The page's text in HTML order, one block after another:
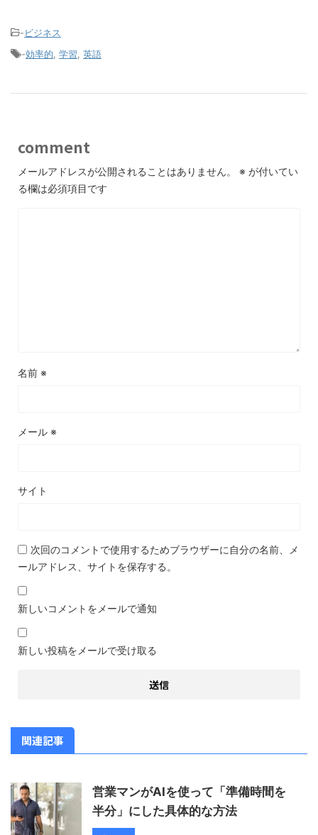
-ビジネス
-効率的, 学習, 英語
comment
メールアドレスが公開されることはありません。 ※ が付いてい
る欄は必須項目です
名前 ※
メール ※
サイト
次回のコメントで使用するためブラウザーに自分の名前、メ
ールアドレス、サイトを保存する。
新しいコメントをメールで通知
新しい投稿をメールで受け取る
関連記事
営業マンがAIを使って「準備時間を
半分」にした具体的な方法